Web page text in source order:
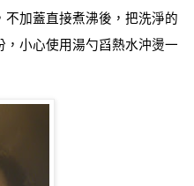
加蓋直接煮沸後，把洗淨的
小心使用湯勺舀熱水沖燙一